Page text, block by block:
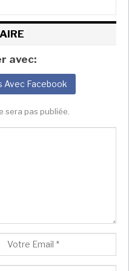
détenus sont des
de l’ordre et de
à leurs proches pour
avec:
Avec Facebook
sera pas publiée.